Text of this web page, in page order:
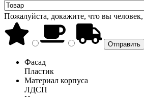
Пожалуйста, докажите, что вы
Фасад
Пластик
Материал корпуса
ЛДСП